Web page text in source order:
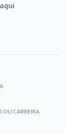
aqui
OU CARREIRA